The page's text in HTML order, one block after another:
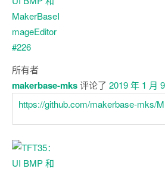
所有者
makerbase-mks评论了 2019 年 1 月
https://github.com/makerbase-mks/